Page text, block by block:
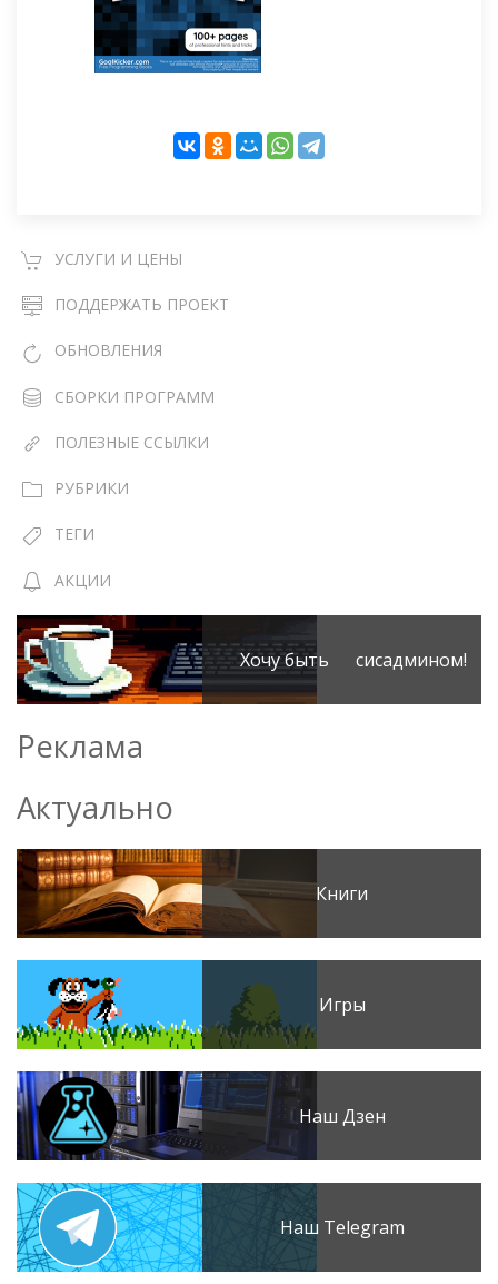
УСЛУГИ И ЦЕНЫ
ПОДДЕРЖАТЬ ПРОЕКТ
ОБНОВЛЕНИЯ
СБОРКИ ПРОГРАММ
ПОЛЕЗНЫЕ ССЫЛКИ
РУБРИКИ
ТЕГИ
АКЦИИ
Хочу быть сисадмином!
Реклама
Актуально
Книги
Игры
Наш Дзен
Наш Telegram